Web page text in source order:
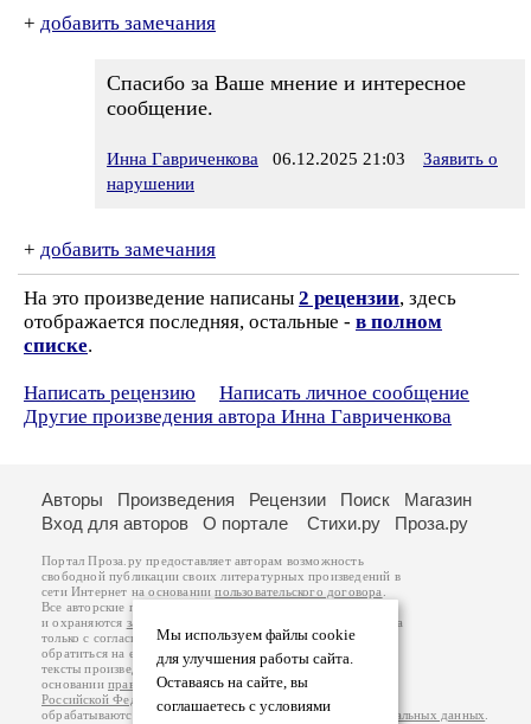
+ добавить замечания
Спасибо за Ваше мнение и интересное
сообщение.
Инна Гавриченкова 06.12.2025 21:03
Заявить о
нарушении
+ добавить замечания
На это произведение написаны 2 рецензии, здесь
отображается последняя, остальные - в полном
списке.
Написать рецензию
Написать личное сообщение
Другие произведения автора Инна Гавриченкова
Мы используем файлы cookie
для улучшения работы сайта.
Оставаясь на сайте, вы
соглашаетесь с условиями
Авторы Произведения Рецензии Поиск
Магазин
Вход для авторов
О портале Стихи.ру Проза.ру
Портал Проза.ру предоставляет авторам возможность
свободной публикации своих литературных произведений в
сети Интернет на основаниипользовательского договора
Все авторские права на произведения принадлежат авторам
и охраняются законом
. Перепечатка произведений возможна
только с согласия его автора, к которому вы можете
обратиться на его авторской странице. Ответственность за
тексты произведений авторы несут самостоятельно на
основанииправил публикацииизаконодательства
Российской Федерации
обрабатываются на основанииПолитики обработки персональных данных